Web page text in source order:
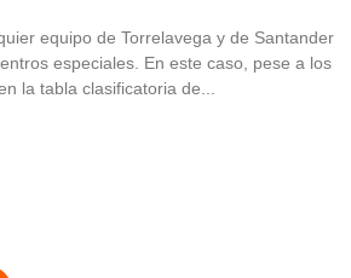
equipo de Torrelavega y de Santander
especiales. En este caso, pese a los
la tabla clasificatoria de